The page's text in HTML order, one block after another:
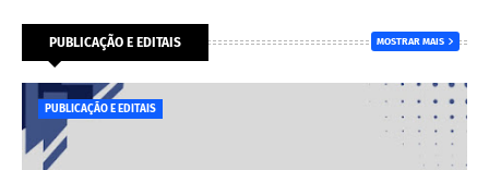
PUBLICAÇÃO E EDITAIS MOSTRAR MAIS
PUBLICAÇÃO E EDITAIS